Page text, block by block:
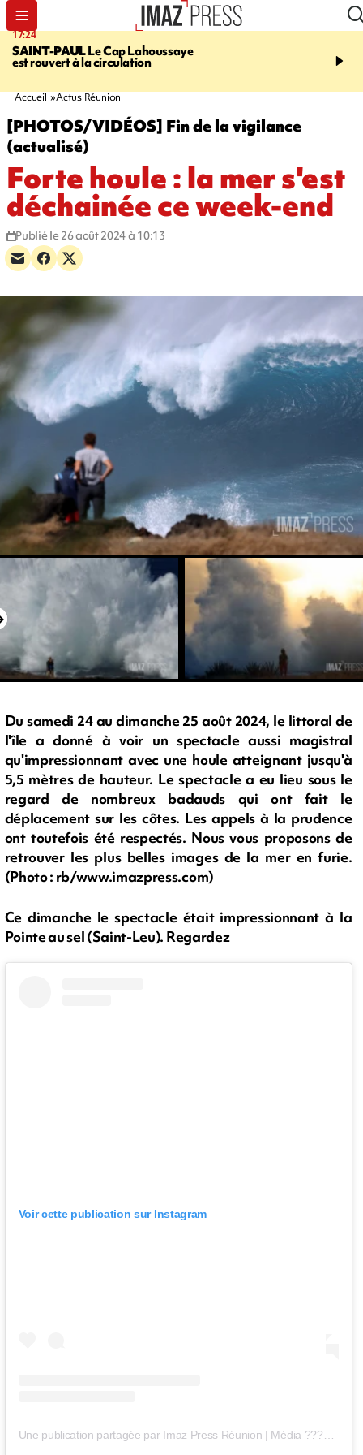
17:24
SAINT-PAULLe Cap Lahoussaye
est rouvert à la circulation
19:49
Quentin Dumontier, sa
Accueil Actus Réunion
[PHOTOS/VIDÉOS] Fin de la vigilance
(actualisé)
Forte houle : la mer s'est
déchainée ce week-end
Publié le 26 août 2024 à 10:13
Du samedi 24 au dimanche 25 août 2024, le littoral de
l'île a donné à voir un spectacle aussi magistral
qu'impressionnant avec une houle atteignant jusqu'à
5,5 mètres de hauteur. Le spectacle a eu lieu sous le
regard de nombreux badauds qui ont fait le
déplacement sur les côtes. Les appels à la prudence
ont toutefois été respectés. Nous vous proposons de
retrouver les plus belles images de la mer en furie.
(Photo : rb/www.imazpress.com)
Ce dimanche le spectacle était impressionnant à la
Pointe au sel (Saint-Leu). Regardez
Voir cette publication sur Instagram